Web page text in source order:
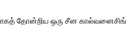
தோன்றிய ஒரு சீன கால்வனைசிங்